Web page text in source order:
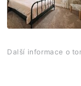
Další informace o